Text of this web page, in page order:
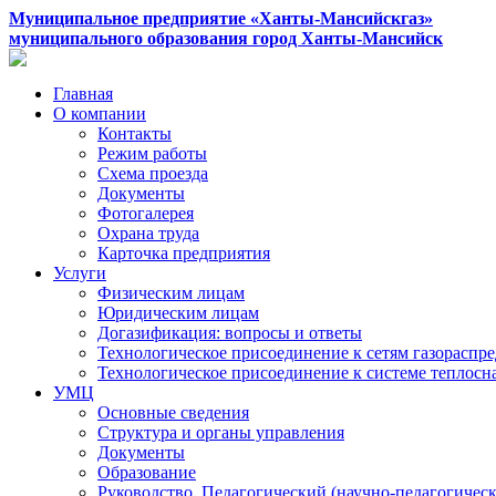
Муниципальное предприятие «Ханты-Мансийскгаз»
муниципального образования город Ханты-Мансийск
Главная
О компании
Контакты
Режим работы
Схема проезда
Документы
Фотогалерея
Охрана труда
Карточка предприятия
Услуги
Физическим лицам
Юридическим лицам
Догазификация: вопросы и ответы
Технологическое присоединение к сетям
Технологическое присоединение к системе
УМЦ
Основные сведения
Структура и органы управления
Документы
Образование
Руководство. Педагогический (научно-